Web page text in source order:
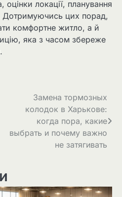
оцінки локації, планування
Дотримуючись цих порад,
комфортне житло, а й
яка з часом збереже
Замена тормозных
колодок в Харькове:
когда пора, какие
выбрать и почему важно
не затягивать